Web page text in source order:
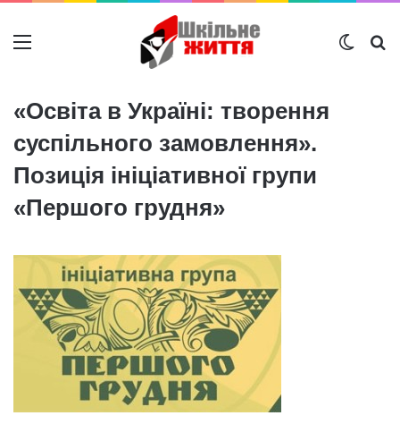
Меню
«Освіта в Україні: творення
суспільного замовлення».
Позиція ініціативної групи
«Першого грудня»